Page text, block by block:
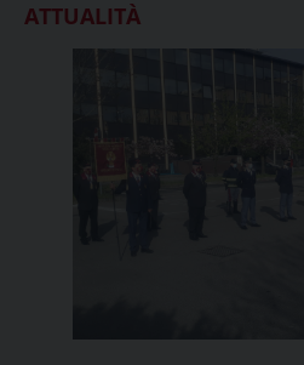
ATTUALITÀ